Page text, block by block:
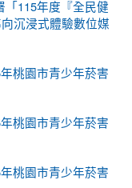
「115年度『全民健
沉浸式體驗數位媒
桃園市青少年菸害
桃園市青少年菸害
桃園市青少年菸害